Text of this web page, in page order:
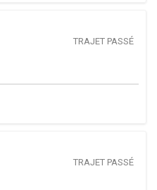
TRAJET PASSÉ
TRAJET PASSÉ